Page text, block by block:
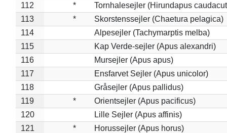
112
*
Tornhalesejler (Hirundapus
113
*
Skorstenssejler (Chaetura pelagica)
114
Alpesejler (Tachymarptis melba)
115
Kap Verde-sejler (Apus alexandri)
116
Mursejler (Apus apus)
117
Ensfarvet Sejler (Apus unicolor)
118
Gråsejler (Apus pallidus)
119
*
Orientsejler (Apus pacificus)
120
Lille Sejler (Apus affinis)
121
*
Horussejler (Apus horus)